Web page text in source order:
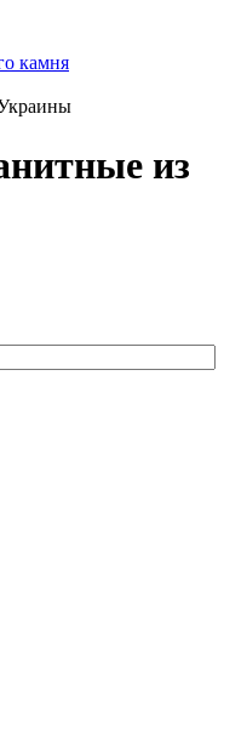
камня
из